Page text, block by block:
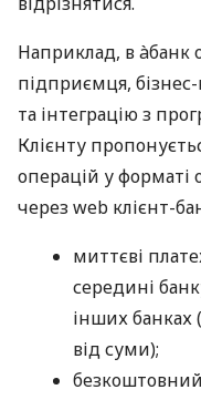
Наприклад, в àбанк
підприємця,
та інтеграцію з
Клієнту
операцій у форматі
через web клієнт-
миттєві
середині
інших банках
від суми);